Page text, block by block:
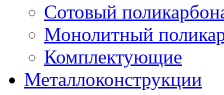
Сотовый
Монолитный
Комплектующие
Металлоконструкции